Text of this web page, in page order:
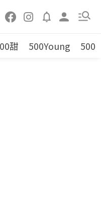
甜 500Young 500